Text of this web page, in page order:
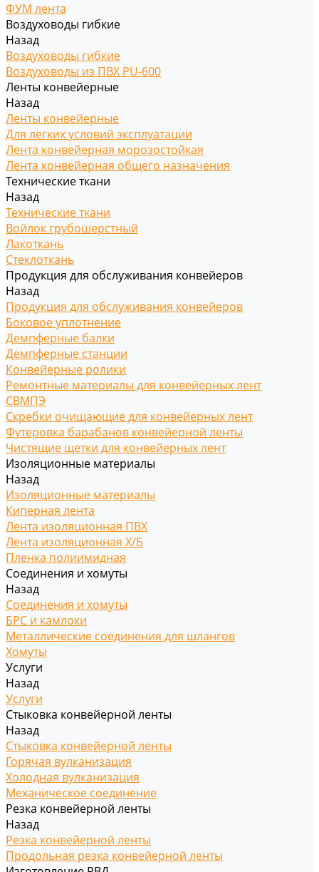
ФУМ лента
Воздуховоды гибкие
Назад
Воздуховоды гибкие
Воздуховоды из ПВХ PU-600
Ленты конвейерные
Назад
Ленты конвейерные
Для легких условий эксплуатации
Лента конвейерная морозостойкая
Лента конвейерная общего назначения
Технические ткани
Назад
Технические ткани
Войлок грубошерстный
Лакоткань
Стеклоткань
Продукция для обслуживания конвейеров
Назад
Продукция для обслуживания конвейеров
Боковое уплотнение
Демпферные балки
Демпферные станции
Конвейерные ролики
Ремонтные материалы для конвейерных лент
СВМПЭ
Скребки очищающие для конвейерных лент
Футеровка барабанов конвейерной ленты
Чистящие щетки для конвейерных лент
Изоляционные материалы
Назад
Изоляционные материалы
Киперная лента
Лента изоляционная ПВХ
Лента изоляционная Х/Б
Пленка полиимидная
Соединения и хомуты
Назад
Соединения и хомуты
БРС и камлоки
Металлические соединения для шлангов
Хомуты
Услуги
Назад
Услуги
Стыковка конвейерной ленты
Назад
Стыковка конвейерной ленты
Горячая вулканизация
Холодная вулканизация
Механическое соединение
Резка конвейерной ленты
Назад
Резка конвейерной ленты
Продольная резка конвейерной ленты